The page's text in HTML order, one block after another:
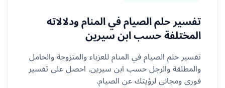
تفسير حلم الصيام في المنام ودلالاته
المختلفة حسب ابن سيرين
تفسير حلم الصيام في المنام للعزباء والمتزوجة والحامل
والمطلقة والرجل حسب ابن سيرين. احصل على تفسير
فوري ومجاني لرؤيتك عن الصيام.